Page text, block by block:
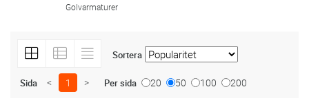
Golvarmaturer
Sortera
Sida < 1 > Per sida 20 50 100 200